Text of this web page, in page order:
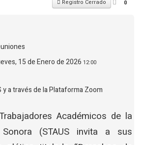
Registro Cerrado 0
15 de Enero de 2026 12:00
a través de la Plataforma Zoom
Académicos de la
(STAUS invita a sus